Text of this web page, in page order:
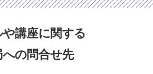
講座に関する
の問合せ先